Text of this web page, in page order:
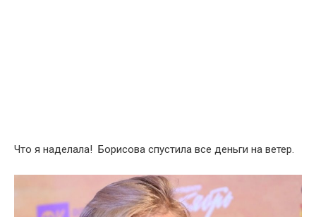
Что я наделала! Борисова спустила все деньги на ветер.